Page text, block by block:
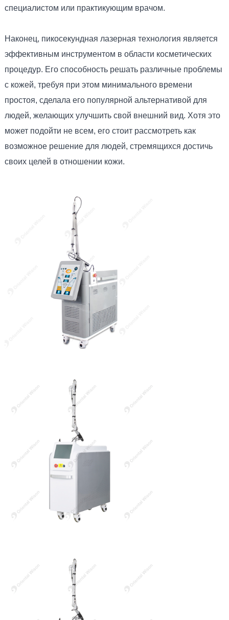
специалистом или практикующим врачом.
Наконец, пикосекундная лазерная технология является
эффективным инструментом в области косметических
процедур. Его способность решать различные проблемы
с кожей, требуя при этом минимального времени
простоя, сделала его популярной альтернативой для
людей, желающих улучшить свой внешний вид. Хотя это
может подойти не всем, его стоит рассмотреть как
возможное решение для людей, стремящихся достичь
своих целей в отношении кожи.